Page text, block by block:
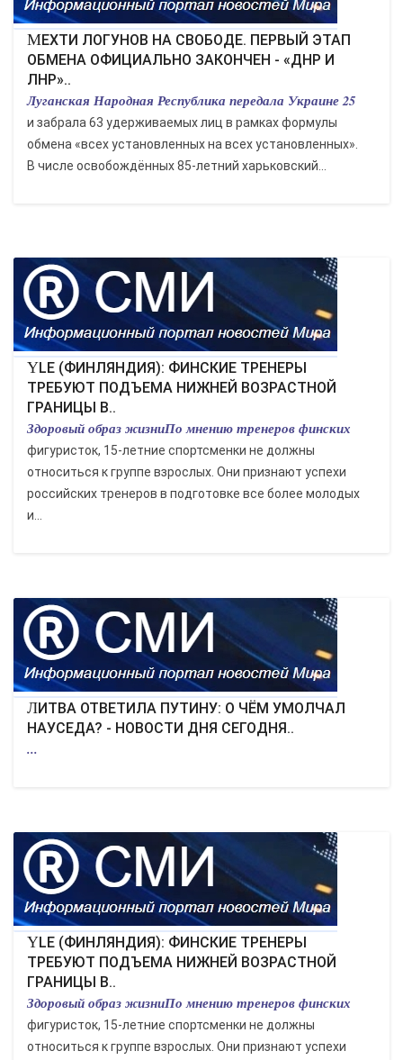
МЕХТИ ЛОГУНОВ НА СВОБОДЕ. ПЕРВЫЙ ЭТАП
ОБМЕНА ОФИЦИАЛЬНО ЗАКОНЧЕН - «ДНР И
ЛНР»..
Луганская Народная Республика передала Украине 25
и забрала 63 удерживаемых лиц в рамках формулы
обмена «всех установленных на всех установленных».
В числе освобождённых 85-летний харьковский...
YLE (ФИНЛЯНДИЯ): ФИНСКИЕ ТРЕНЕРЫ
ТРЕБУЮТ ПОДЪЕМА НИЖНЕЙ ВОЗРАСТНОЙ
ГРАНИЦЫ В..
Здоровый образ жизниПо мнению тренеров финских
фигуристок, 15-летние спортсменки не должны
относиться к группе взрослых. Они признают успехи
российских тренеров в подготовке все более молодых
и...
ЛИТВА ОТВЕТИЛА ПУТИНУ: О ЧЁМ УМОЛЧАЛ
НАУСЕДА? - НОВОСТИ ДНЯ СЕГОДНЯ..
...
YLE (ФИНЛЯНДИЯ): ФИНСКИЕ ТРЕНЕРЫ
ТРЕБУЮТ ПОДЪЕМА НИЖНЕЙ ВОЗРАСТНОЙ
ГРАНИЦЫ В..
Здоровый образ жизниПо мнению тренеров финских
фигуристок, 15-летние спортсменки не должны
относиться к группе взрослых. Они признают успехи